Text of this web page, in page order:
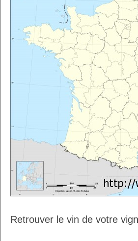
Retrouver le vin de votre